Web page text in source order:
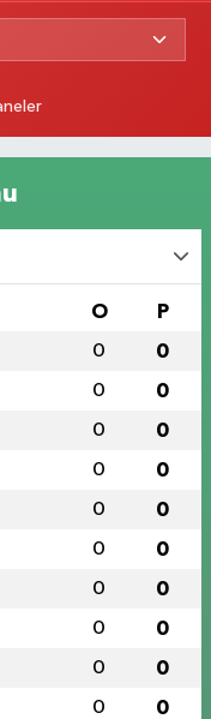
O P
0 0
0 0
0 0
0 0
0 0
0 0
0 0
0 0
0 0
0 0